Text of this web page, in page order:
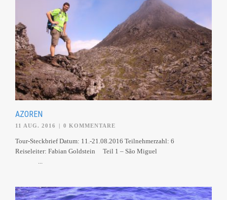
AZOREN
11 AUG. 2016 | 0 KOMMENTARE
Tour-Steckbrief Datum: 11.-21.08.2016 Teilnehmerzahl: 6
Reiseleiter: Fabian Goldstein Teil 1 – São Miguel